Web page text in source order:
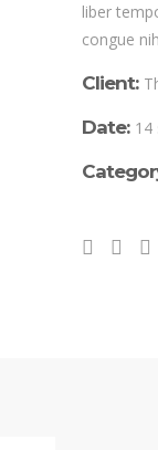
liber
congue
Client:
Date: 14